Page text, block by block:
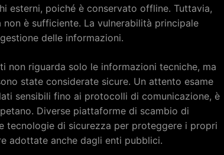
esterni, poiché è conservato offline. Tuttavia,
è sufficiente. La vulnerabilità principale
delle informazioni.
non riguarda solo le informazioni tecniche, ma
state considerate sicure. Un attento esame
sensibili fino ai protocolli di comunicazione, è
Diverse piattaforme di scambio di
tecnologie di sicurezza per proteggere i propri
adottate anche dagli enti pubblici.